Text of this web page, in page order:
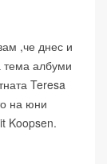
,че днес и
тема албуми
Teresa
на юни
Koopsen.